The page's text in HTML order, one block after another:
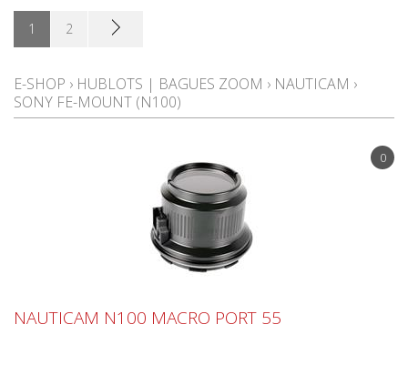
1 2
E-SHOP › HUBLOTS | BAGUES ZOOM › NAUTICAM ›
SONY FE-MOUNT (N100)
0
NAUTICAM N100 MACRO PORT 55